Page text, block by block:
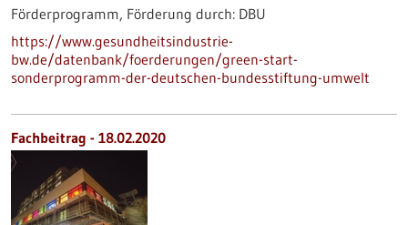
Förderprogramm, Förderung durch: DBU
https://www.gesundheitsindustrie-
bw.de/datenbank/foerderungen/green-start-
sonderprogramm-der-deutschen-bundesstiftung-umwelt
Fachbeitrag - 18.02.2020